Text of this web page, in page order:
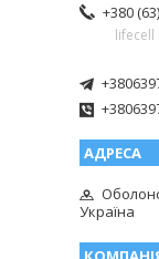
+380
lifecell
Україна